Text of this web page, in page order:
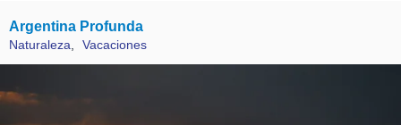
Argentina Profunda
Naturaleza Vacaciones